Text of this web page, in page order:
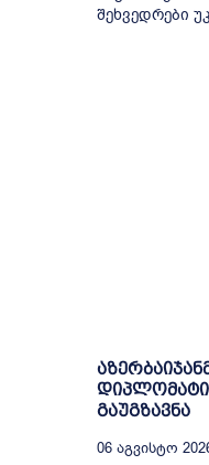
შეხვედრები
გაუგზავნა
06 Აგვისტო